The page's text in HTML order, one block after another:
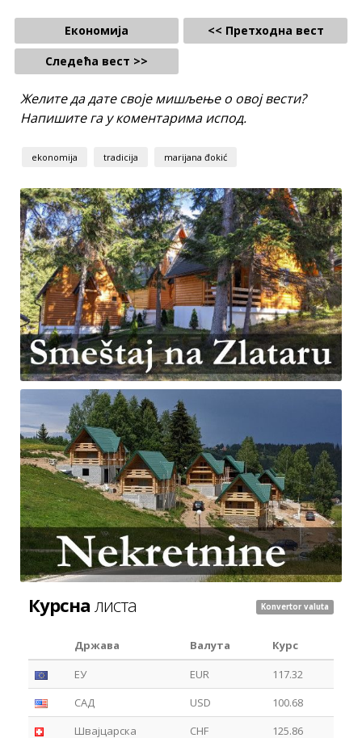
Економија
<< Претходна вест
Следећа вест >>
Желите да дате своје мишљење о овој вести?
Напишите га у коментарима испод.
ekonomija tradicija marijana đokić
Курсна листа Konvertor valuta
Држава Валута
Курс
ЕУ
EUR
117.32
САД
USD
100.68
Швајцарска
CHF
125.86